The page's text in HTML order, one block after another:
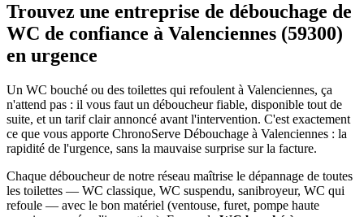
Trouvez une entreprise de débouchage de
WC de confiance à Valenciennes (59300)
en urgence
Un WC bouché ou des toilettes qui refoulent à Valenciennes, ça
n'attend pas : il vous faut un déboucheur fiable, disponible tout de
suite, et un tarif clair annoncé avant l'intervention. C'est exactement
ce que vous apporte ChronoServe Débouchage à Valenciennes : la
rapidité de l'urgence, sans la mauvaise surprise sur la facture.
Chaque déboucheur de notre réseau maîtrise le dépannage de toutes
les toilettes — WC classique, WC suspendu, sanibroyeur, WC qui
refoule — avec le bon matériel (ventouse, furet, pompe haute